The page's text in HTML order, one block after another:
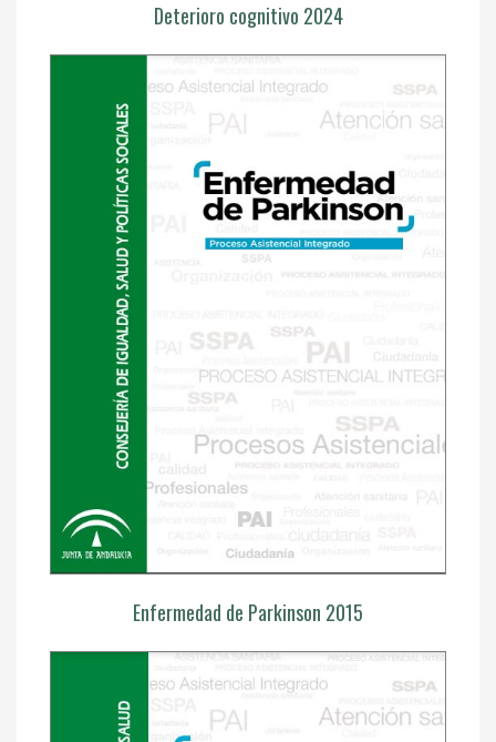
Deterioro cognitivo 2024
Enfermedad de Parkinson 2015